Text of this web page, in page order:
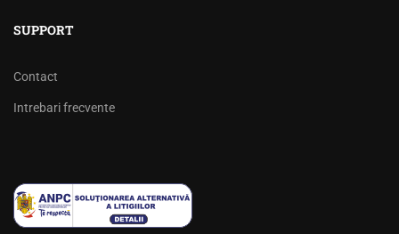
SUPPORT
Contact
Intrebari frecvente